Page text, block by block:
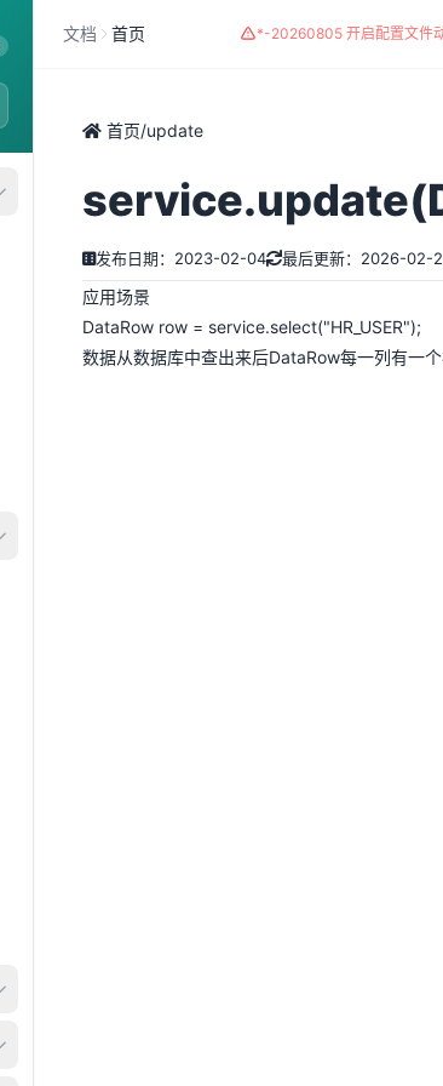
文档 首页 *-20260805 开启配置文件
首页/update
发布日期：2023-02-04 最后更新：2026-02-
应用场景
DataRow row = service.select("HR_USER");
数据从数据库中查出来后DataRow每一列有一